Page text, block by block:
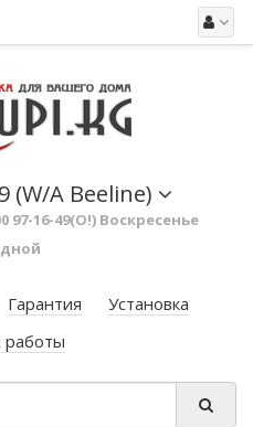
(W/A Beeline)
97-16-49(O!) Воскресенье
Гарантия
Установка